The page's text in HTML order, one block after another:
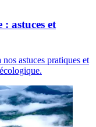
astuces et
astuces pratiques et